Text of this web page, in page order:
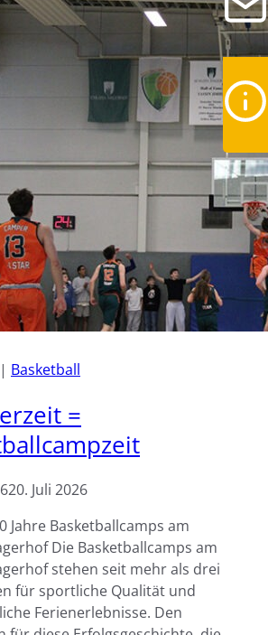
| Basketball
=
20. Juli 2026
Jahre Basketballcamps am
Die Basketballcamps am
stehen seit mehr als drei
für sportliche Qualität und
Ferienerlebnisse. Den